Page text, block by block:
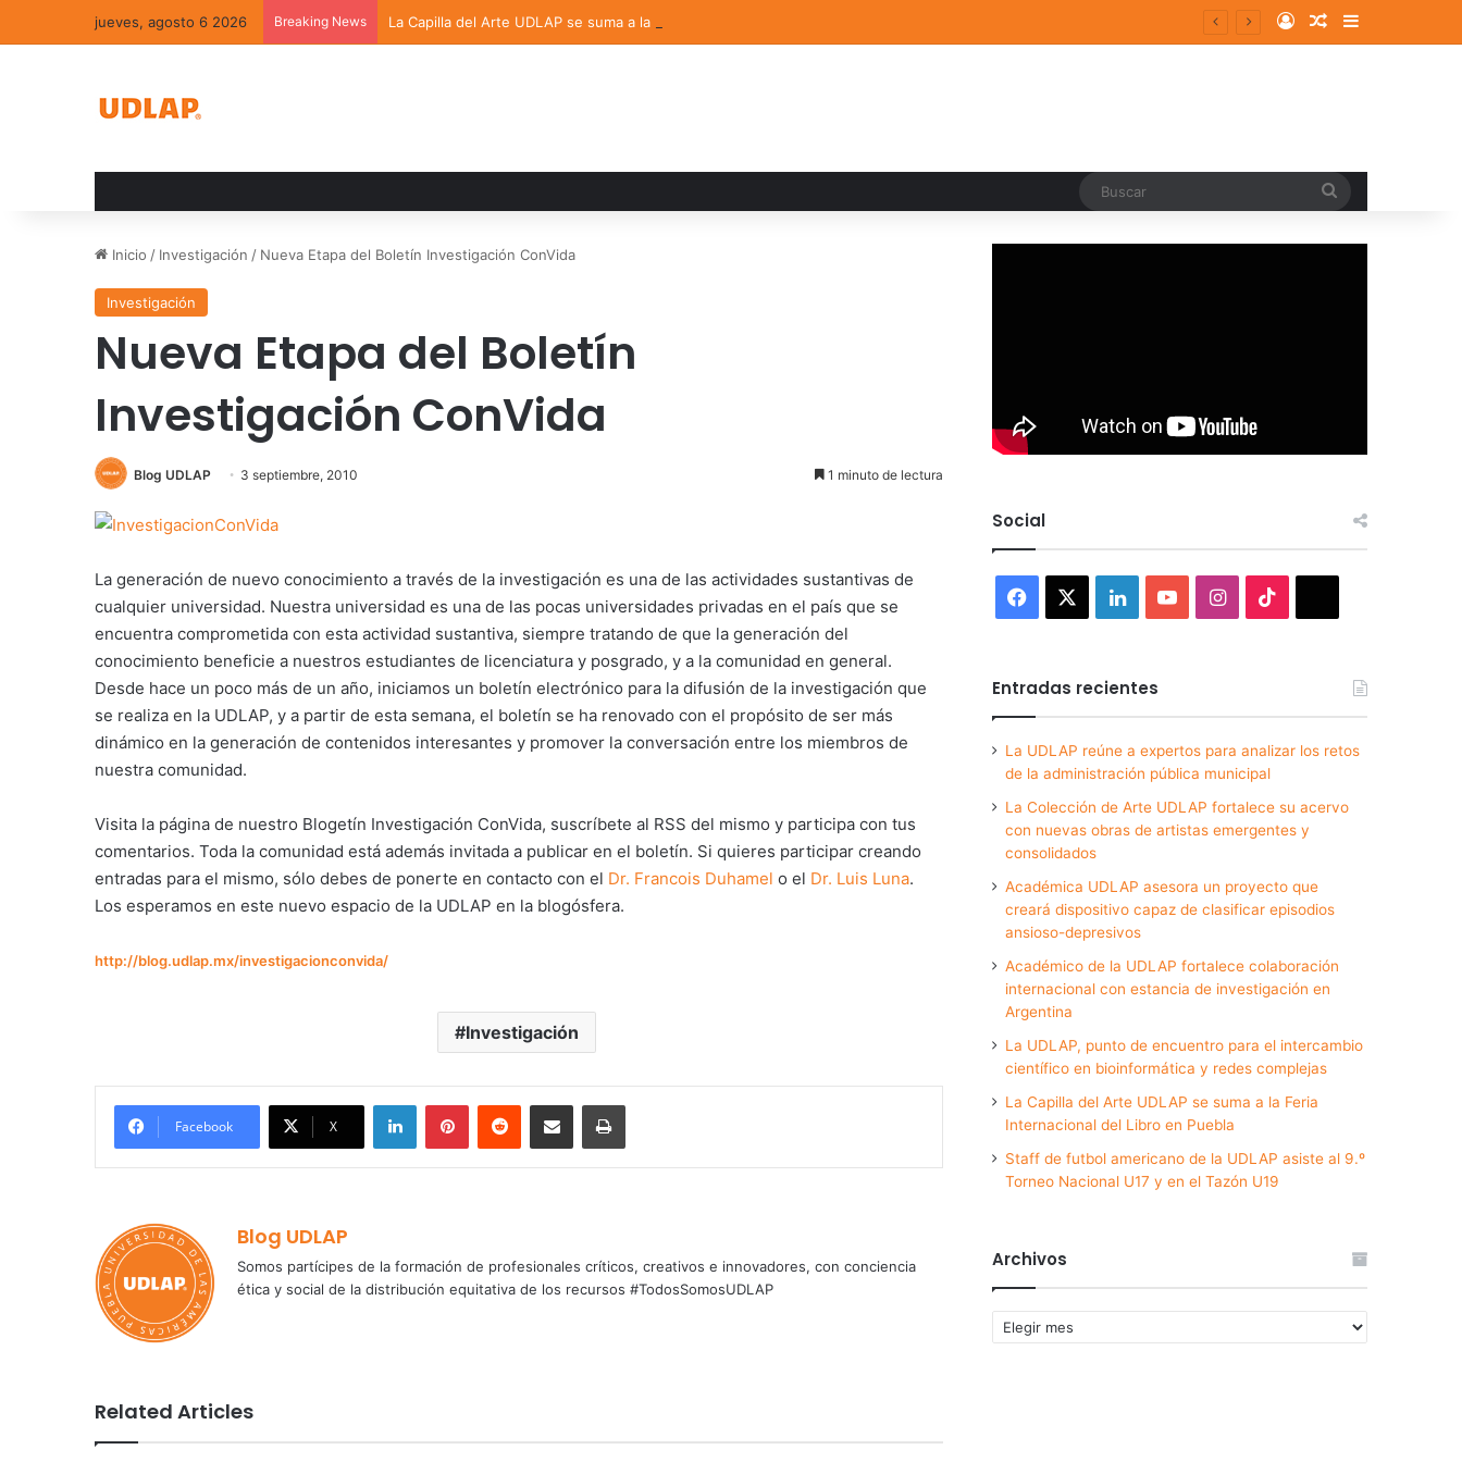
jueves, agosto 6 2026 Breaking News La Capilla del Arte UDLAP se suma a la Feria Internacional del Libro en Puebla Log InRandom Article
Sidebar
Inicio / Investigación / Nueva Etapa del Boletín Investigación ConVida
Investigación
Nueva Etapa del Boletín
Investigación ConVida
Blog UDLAP 3 septiembre, 2010 1 minuto de lectura
La generación de nuevo conocimiento a través de la investigación es una de las actividades sustantivas de
cualquier universidad. Nuestra universidad es una de las pocas universidades privadas en el país que se
encuentra comprometida con esta actividad sustantiva, siempre tratando de que la generación del
conocimiento beneficie a nuestros estudiantes de licenciatura y posgrado, y a la comunidad en general.
Desde hace un poco más de un año, iniciamos un boletín electrónico para la difusión de la investigación que
se realiza en la UDLAP, y a partir de esta semana, el boletín se ha renovado con el propósito de ser más
dinámico en la generación de contenidos interesantes y promover la conversación entre los miembros de
nuestra comunidad.
Visita la página de nuestro Blogetín Investigación ConVida, suscríbete al RSS del mismo y participa con tus
comentarios. Toda la comunidad está además invitada a publicar en el boletín. Si quieres participar creando
entradas para el mismo, sólo debes de ponerte en contacto con el Dr. Francois Duhamel o el Dr. Luis Luna.
Los esperamos en este nuevo espacio de la UDLAP en la blogósfera.
http://blog.udlap.mx/investigacionconvida/
Investigación
Facebook X
LinkedInPinterestReddit Share via Email Print
Blog UDLAP
Somos partícipes de la formación de profesionales críticos, creativos e innovadores, con conciencia
ética y social de la distribución equitativa de los recursos #TodosSomosUDLAP
Related Articles
Social
Facebook LinkedInYouTubeInstagram
Entradas recientes
La UDLAP reúne a expertos para analizar los retos
de la administración pública municipal
La Colección de Arte UDLAP fortalece su acervo
con nuevas obras de artistas emergentes y
consolidados
Académica UDLAP asesora un proyecto que
creará dispositivo capaz de clasificar episodios
ansioso-depresivos
Académico de la UDLAP fortalece colaboración
internacional con estancia de investigación en
Argentina
La UDLAP, punto de encuentro para el intercambio
científico en bioinformática y redes complejas
La Capilla del Arte UDLAP se suma a la Feria
Internacional del Libro en Puebla
Staff de futbol americano de la UDLAP asiste al 9.º
Torneo Nacional U17 y en el Tazón U19
Archivos
Archivos